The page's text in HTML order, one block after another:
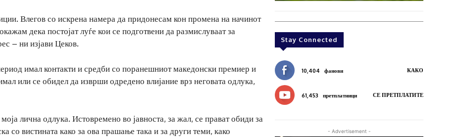
Влегов со искрена намера да придонесам кон промена на начинот
дека постојат луѓе кои се подготвени да размислуваат за
– ни изјави Цеков.
имал контакти и средби со поранешниот македонски премиер и
или се обидел да изврши одредено влијание врз неговата одлука,
лична одлука. Истовремено во јавноста, за жал, се прават обиди за
со вистината како за ова прашање така и за други теми, како
Stay Connected
10,404 фанови КАКО
61,453 претплатници СЕ ПРЕТПЛАТИТЕ
- Advertisement -